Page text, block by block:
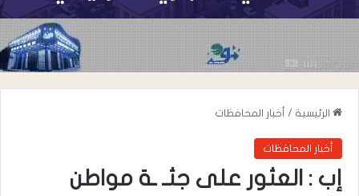
الرئيسية / أخبار المحافظات
أخبار المحافظات
إب : العثور على جثـ ـة مواطن